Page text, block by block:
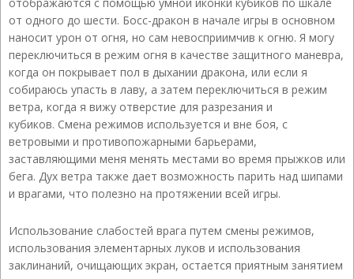
от одного до шести. Босс-дракон в начале игры в основном
наносит урон от огня, но сам невосприимчив к огню. Я могу
переключиться в режим огня в качестве защитного маневра,
когда он покрывает пол в дыхании дракона, или если я
собираюсь упасть в лаву, а затем переключиться в режим
ветра, когда я вижу отверстие для разрезания и
кубиков. Смена режимов используется и вне боя, с
ветровыми и противопожарными барьерами,
заставляющими меня менять местами во время прыжков или
бега. Дух ветра также дает возможность парить над шипами
и врагами, что полезно на протяжении всей игры.
Использование слабостей врага путем смены режимов,
использования элементарных луков и использования
заклинаний, очищающих экран, остается приятным занятием